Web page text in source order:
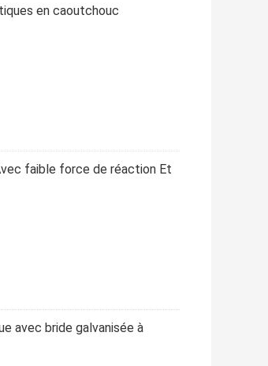
en caoutchouc
faible force de réaction Et
avec bride galvanisée à